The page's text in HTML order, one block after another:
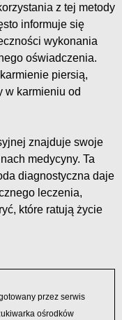
z tej metody
informuje się
wykonania
oświadczenia.
piersią,
w karmieniu od
znajduje swoje
medycyny. Ta
diagnostyczna daje
leczenia,
które ratują życie
przez serwis
ośrodków